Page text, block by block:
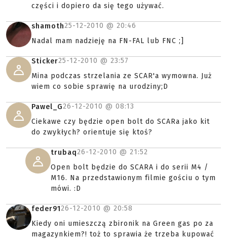
części i dopiero da się tego używać.
shamoth25-12-2010 @ 20:46
Nadal mam nadzieję na FN-FAL lub FNC ;]
Sticker25-12-2010 @ 23:57
Mina podczas strzelania ze SCAR'a wymowna. Już
wiem co sobie sprawię na urodziny;D
Pawel_G26-12-2010 @ 08:13
Ciekawe czy będzie open bolt do SCARa jako kit
do zwykłych? orientuje się ktoś?
trubaq26-12-2010 @ 21:52
Open bolt będzie do SCARA i do serii M4 /
M16. Na przedstawionym filmie gościu o tym
mówi. :D
feder9126-12-2010 @ 20:58
Kiedy oni umieszczą zbironik na Green gas po za
magazynkiem?! toż to sprawia że trzeba kupować